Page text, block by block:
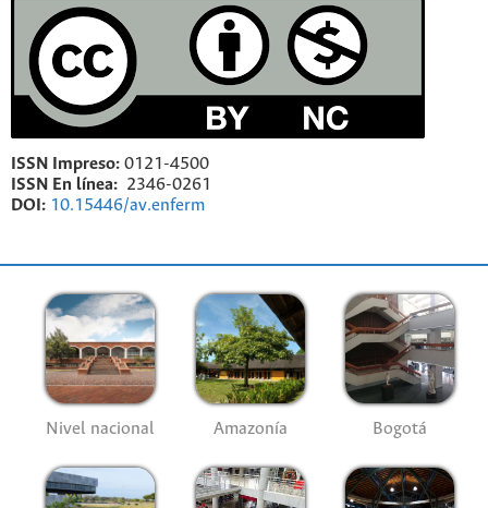
ISSN Impreso: 0121-4500
ISSN En línea: 2346-0261
DOI: 10.15446/av.enferm
Nivel nacional Amazonía Bogotá